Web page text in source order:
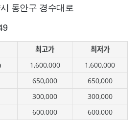
동안구 경수대로
최고가
최저가
1,600,000
1,600,000
650,000
650,000
300,000
300,000
600,000 600,000